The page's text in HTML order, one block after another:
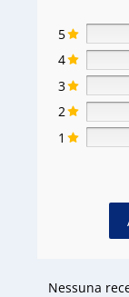
5
4
3
2
1
Nessuna